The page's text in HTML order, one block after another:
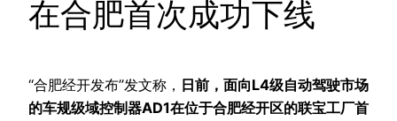
在合肥首次成功下线
“合肥经开发布”发文称， 日前，面向L4级自动驾驶市场
的车规级域控制器AD1在位于合肥经开区的联宝工厂首